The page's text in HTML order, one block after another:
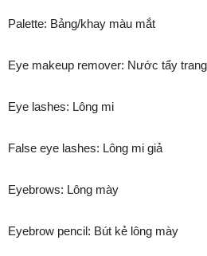
Palette: Bảng/khay màu mắt
Eye makeup remover: Nước tẩy
Eye lashes: Lông mi
False eye lashes: Lông mi giả
Eyebrows: Lông mày
Eyebrow pencil: Bút kẻ lông mày